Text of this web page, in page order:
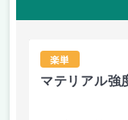
楽単
マテリアル強